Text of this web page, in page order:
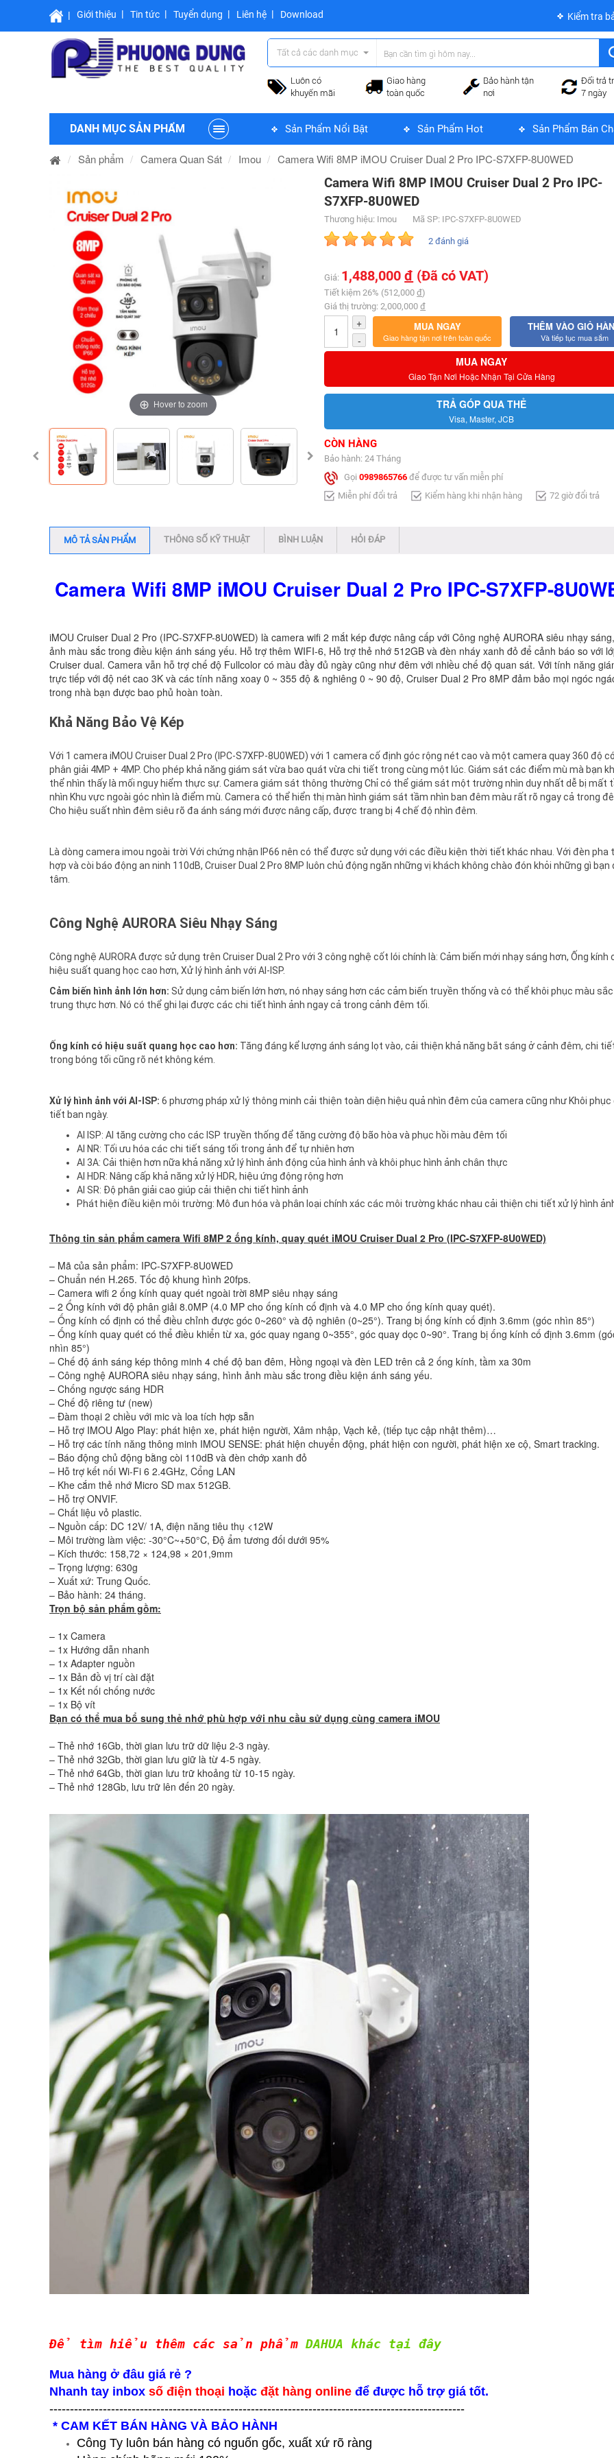
Giới thiệu Tin tức Tuyển dụng Liên hệ Download Kiểm tra
Tất cả các danh mục
Luôn có
khuyến mãi
Giao hàng
toàn quốc
Bảo hành tận
nơi
Đổi trả
7 ngày
DANH MỤC SẢN PHẨM Sản Phẩm Nổi Bật Sản Phẩm Hot Sản Phẩm Bán
Sản phẩm Camera Quan Sát Imou Camera Wifi 8MP iMOU Cruiser Dual 2 Pro IPC-S7XFP-8U0WED​
Hover to zoom
Hover to zoom
Hover to zoom
Hover to zoom
Camera Wifi 8MP IMOU Cruiser Dual 2 Pro IPC-
S7XFP-8U0WED​
Thương hiệu: Imou Mã SP: IPC-S7XFP-8U0WED​
2 đánh giá
Giá: 1,488,000đ (Đã có VAT)
Tiết kiệm 26% (512,000đ)
Giá thị trường: 2,000,000đ
+
-
MUA NGAY
Giao hàng tận nơi trên toàn quốc
THÊM VÀO GIỎ
Và tiếp tục mua sắm
MUA NGAY
Giao Tận Nơi Hoặc Nhận Tại Cửa Hàng
TRẢ GÓP QUA THẺ
Visa, Master, JCB
CÒN HÀNG
Bảo hành: 24 Tháng
Gọi0989865766 để được tư vấn miễn phí
Miễn phí đổi trả
Kiểm hàng khi nhận hàng 72 giờ đổi trả
MÔ TẢ SẢN PHẨM THÔNG SỐ KỸ THUẬT BÌNH LUẬN HỎI ĐÁP
Camera Wifi 8MP iMOU Cruiser Dual 2 Pro IPC-S7XFP-
iMOU Cruiser Dual 2 Pro (IPC-S7XFP-8U0WED) là camera wifi 2 mắt kép được nâng cấp với Công nghệ AURORA siêu nhạy
ảnh màu sắc trong điều kiện ánh sáng yếu. Hỗ trợ thêm WIFI-6, Hỗ trợ thẻ nhớ 512GB và đèn nháy xanh đỏ để cảnh báo so với
Cruiser dual. Camera vẫn hỗ trợ chế độ Fullcolor có màu đầy đủ ngày cũng như đêm với nhiều chế độ quan sát. Với tính năng
trực tiếp với độ nét cao 3K và các tính năng xoay 0 ~ 355 độ & nghiêng 0 ~ 90 độ, Cruiser Dual 2 Pro 8MP đảm bảo mọi ngóc
trong nhà bạn được bao phủ hoàn toàn.
Khả Năng Bảo Vệ Kép
Với 1 camera iMOU Cruiser Dual 2 Pro (IPC-S7XFP-8U0WED) với 1 camera cố định góc rộng nét cao và một camera quay 360 độ
phân giải 4MP + 4MP. Cho phép khả năng giám sát vừa bao quát vừa chi tiết trong cùng một lúc. Giám sát các điểm mù mà bạn
thể nhìn thấy là mối nguy hiểm thực sự. Camera giám sát thông thường Chỉ có thể giám sát một trường nhìn duy nhất dễ bị mất
nhìn Khu vực ngoài góc nhìn là điểm mù. Camera có thể hiển thị màn hình giám sát tầm nhìn ban đêm màu rất rõ ngay cả trong
Cho hiệu suất nhìn đêm siêu rõ đa ánh sáng mới được nâng cấp, được trang bị 4 chế độ nhìn đêm.
Là dòng camera imou ngoài trời Với chứng nhận IP66 nên có thể được sử dụng với các điều kiện thời tiết khác nhau. Với đèn pha
hợp và còi báo động an ninh 110dB, Cruiser Dual 2 Pro 8MP luôn chủ động ngăn những vị khách không chào đón khỏi những gì bạn
tâm.
Công Nghệ AURORA Siêu Nhạy Sáng
Công nghệ AURORA được sử dụng trên Cruiser Dual 2 Pro với 3 công nghệ cốt lói chính là: Cảm biến mới nhạy sáng hơn, Ống kính
hiệu suất quang học cao hơn, Xử lý hình ảnh với AI-ISP.
Cảm biến hình ảnh lớn hơn: Sử dụng cảm biến lớn hơn, nó nhạy sáng hơn các cảm biến truyền thống và có thể khôi phục màu sắc
trung thực hơn. Nó có thể ghi lại được các chi tiết hình ảnh ngay cả trong cảnh đêm tối.
Ống kính có hiệu suất quang học cao hơn: Tăng đáng kể lượng ánh sáng lọt vào, cải thiện khả năng bắt sáng ở cảnh đêm, chi
trong bóng tối cũng rõ nét không kém.
Xử lý hình ảnh với AI-ISP: 6 phương pháp xử lý thông minh cải thiện toàn diện hiệu quả nhìn đêm của camera cũng như Khôi phục
tiết ban ngày.
AI ISP: AI tăng cường cho các ISP truyền thống để tăng cường độ bão hòa và phục hồi màu đêm tối
AI NR: Tối ưu hóa các chi tiết sáng tối trong ảnh để tự nhiên hơn
Al 3A: Cải thiện hơn nữa khả năng xử lý hình ảnh động của hình ảnh và khôi phục hình ảnh chân thực
AI HDR: Nâng cấp khả năng xử lý HDR, hiệu ứng động rộng hơn
AI SR: Độ phân giải cao giúp cải thiện chi tiết hình ảnh
Phát hiện điều kiện môi trường: Mô đun hóa và phân loại chính xác các môi trường khác nhau cải thiện chi tiết xử lý hình
Thông tin sản phẩm camera Wifi 8MP 2 ống kính, quay quét iMOU Cruiser Dual 2 Pro (IPC-S7XFP-8U0WED)
– Mã của sản phẩm: IPC-S7XFP-8U0WED
– Chuẩn nén H.265. Tốc độ khung hình 20fps.
– Camera wifi 2 ống kính quay quét ngoài trời 8MP siêu nhạy sáng
– 2 Ống kính với độ phân giải 8.0MP (4.0 MP cho ống kính cố định và 4.0 MP cho ống kính quay quét).
– Ống kính cố định có thể điều chỉnh được góc 0~260° và độ nghiên (0~25°). Trang bị ống kính cố định 3.6mm (góc nhìn 85°)
– Ống kính quay quét có thể điều khiển từ xa, góc quay ngang 0~355°, góc quay dọc 0~90°. Trang bị ống kính cố định 3.6mm
nhìn 85°)
– Chế độ ánh sáng kép thông minh 4 chế độ ban đêm, Hồng ngoại và đèn LED trên cả 2 ống kính, tầm xa 30m
– Công nghệ AURORA siêu nhạy sáng, hình ảnh màu sắc trong điều kiện ánh sáng yếu.
– Chống ngược sáng HDR
– Chế độ riêng tư (new)
– Đàm thoại 2 chiều với mic và loa tích hợp sẵn
– Hỗ trợ IMOU Algo Play: phát hiện xe, phát hiện người, Xâm nhập, Vạch kẻ, (tiếp tục cập nhật thêm)…
– Hỗ trợ các tính năng thông minh IMOU SENSE: phát hiện chuyển động, phát hiện con người, phát hiện xe cộ, Smart tracking.
– Báo động chủ động bằng còi 110dB và đèn chớp xanh đỏ
– Hỗ trợ kết nối Wi-Fi 6 2.4GHz, Cổng LAN
– Khe cắm thẻ nhớ Micro SD max 512GB.
– Hỗ trợ ONVIF.
– Chất liệu vỏ plastic.
– Nguồn cấp: DC 12V/ 1A, điện năng tiêu thụ <12W
– Môi trường làm việc: -30°C~+50°C, Độ ẩm tương đối dưới 95%
– Kích thước: 158,72 × 124,98 × 201,9mm
– Trọng lượng: 630g
– Xuất xứ: Trung Quốc.
– Bảo hành: 24 tháng.
Trọn bộ sản phẩm gồm:
– 1x Camera
– 1x Hướng dẫn nhanh
– 1x Adapter nguồn
– 1x Bản đồ vị trí cài đặt
– 1x Kết nối chống nước
– 1x Bộ vít
Bạn có thể mua bổ sung thẻ nhớ phù hợp với nhu cầu sử dụng cùng camera iMOU
– Thẻ nhớ 16Gb, thời gian lưu trữ dữ liệu 2-3 ngày.
– Thẻ nhớ 32Gb, thời gian lưu giữ là từ 4-5 ngày.
– Thẻ nhớ 64Gb, thời gian lưu trữ khoảng từ 10-15 ngày.
– Thẻ nhớ 128Gb, lưu trữ lên đến 20 ngày.
Để tìm hiểu thêm các sản phẩm DAHUA khác tại đây
Mua hàng ở đâu giá rẻ ?
Nhanh tay inbox số điện thoại hoặc đặt hàng online để được hỗ trợ giá tốt.
-----------------------------------------------------------------------------------------------------
* CAM KẾT BÁN HÀNG VÀ BẢO HÀNH
Công Ty luôn bán hàng có nguốn gốc, xuất xứ rõ ràng